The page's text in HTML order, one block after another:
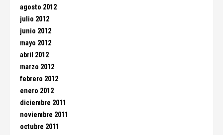
agosto 2012
julio 2012
junio 2012
mayo 2012
abril 2012
marzo 2012
febrero 2012
enero 2012
diciembre 2011
noviembre 2011
octubre 2011